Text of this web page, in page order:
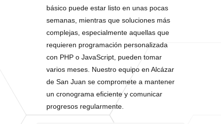
básico puede estar listo en unas pocas
semanas, mientras que soluciones más
complejas, especialmente aquellas que
requieren programación personalizada
con PHP o JavaScript, pueden tomar
varios meses. Nuestro equipo en Alcázar
de San Juan se compromete a mantener
un cronograma eficiente y comunicar
progresos regularmente.